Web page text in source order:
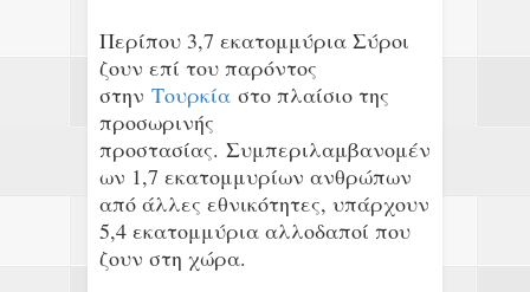
Περίπου 3,7 εκατομμύρια Σύροι
ζουν επί του παρόντος
στην Τουρκία στο πλαίσιο της
προσωρινής
προστασίας. Συμπεριλαμβανομέν
ων 1,7 εκατομμυρίων ανθρώπων
από άλλες εθνικότητες, υπάρχουν
5,4 εκατομμύρια αλλοδαποί που
ζουν στη χώρα.